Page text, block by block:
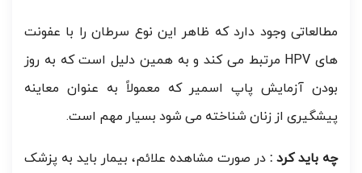
مطالعاتی وجود دارد که ظاهر این نوع سرطان را با عفونت
های HPV مرتبط می کند و به همین دلیل است که به روز
بودن آزمایش پاپ اسمیر که معمولاً به عنوان معاینه
پیشگیری از زنان شناخته می شود بسیار مهم است.
چه باید کرد : در صورت مشاهده علائم، بیمار باید به پزشک